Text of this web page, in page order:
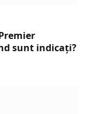
sunt indicați?